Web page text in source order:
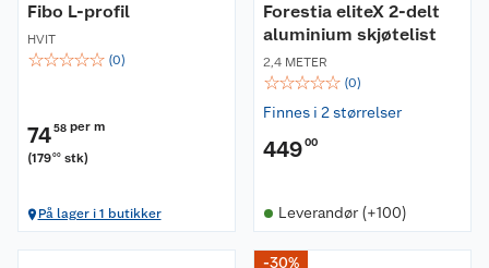
Fibo L-profil
HVIT
☆☆☆☆☆ (0)
7458 per m
(17900 stk)
På lager i 1 butikker
Forestia eliteX 2-delt
aluminium skjøtelist
2,4 METER
☆☆☆☆☆ (0)
Finnes i 2 størrelser
44900
Leverandør (+100)
-30%